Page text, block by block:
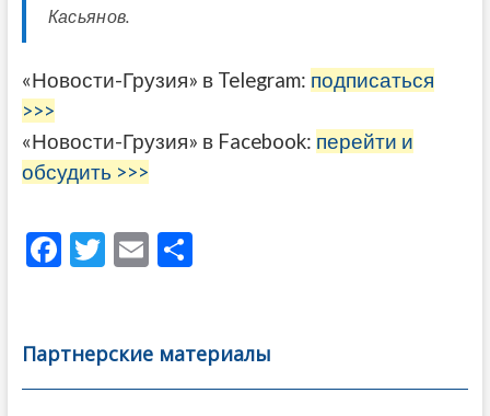
Касьянов.
«Новости-Грузия» в Telegram: подписаться
>>>
«Новости-Грузия» в Facebook: перейти и
обсудить >>>
F
b
o
T
er
E
l
О
а
в
Партнерские материалы